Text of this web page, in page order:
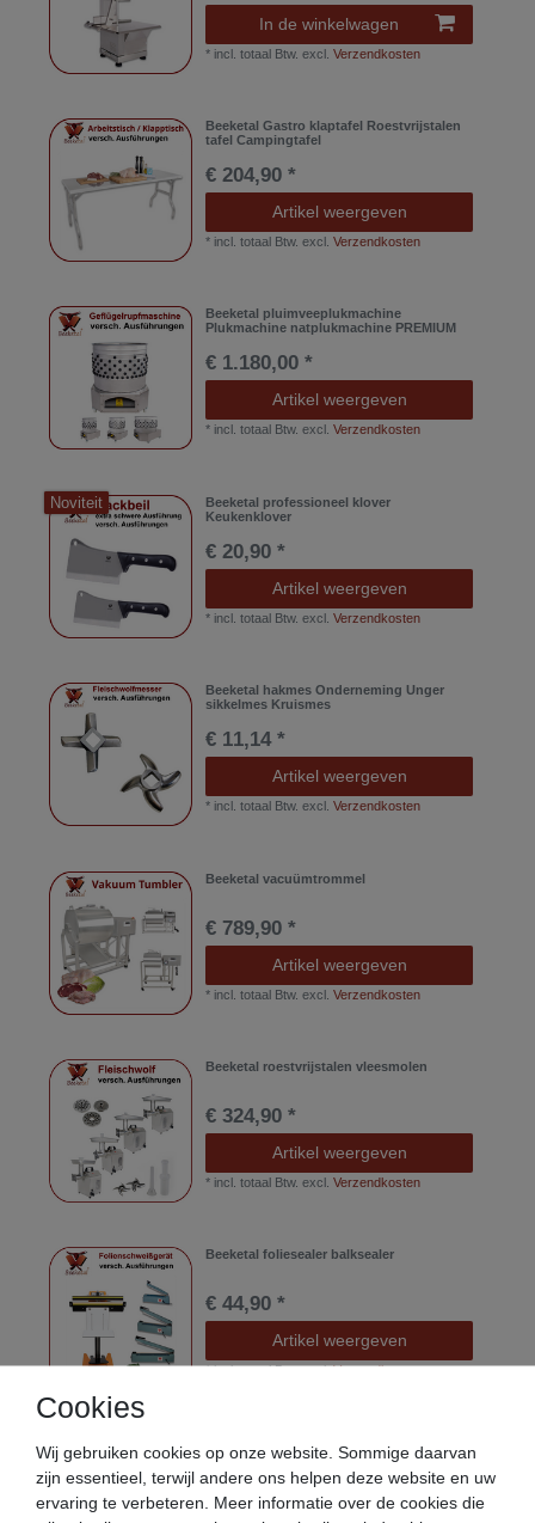
In de winkelwagen
* incl. totaal Btw. excl.Verzendkosten
Beeketal Gastro klaptafel Roestvrijstalen
tafel Campingtafel
€ 204,90 *
Artikel weergeven
* incl. totaal Btw. excl.Verzendkosten
Beeketal pluimveeplukmachine
Plukmachine natplukmachine PREMIUM
€ 1.180,00 *
Artikel weergeven
* incl. totaal Btw. excl.Verzendkosten
Noviteit
Beeketal professioneel klover
Keukenklover
€ 20,90 *
Artikel weergeven
* incl. totaal Btw. excl.Verzendkosten
Beeketal hakmes Onderneming Unger
sikkelmes Kruismes
€ 11,14 *
Artikel weergeven
* incl. totaal Btw. excl.Verzendkosten
Beeketal vacuümtrommel
€ 789,90 *
Artikel weergeven
* incl. totaal Btw. excl.Verzendkosten
Beeketal roestvrijstalen vleesmolen
€ 324,90 *
Artikel weergeven
* incl. totaal Btw. excl.Verzendkosten
Beeketal foliesealer balksealer
€ 44,90 *
Artikel weergeven
*incl. totaal Btw.excl.Verzendkosten
€ 659,90 *
Cookies
Wij gebruiken cookies op onze website. Sommige daarvan
zijn essentieel, terwijl andere ons helpen deze website en uw
ervaring te verbeteren. Meer informatie over de cookies die